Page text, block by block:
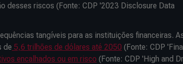
desses riscos (Fonte: CDP '2023 Disclosure Data
tangíveis para as instituições financeiras.
de 5,6 trilhões de dólares até 2050 (Fonte: CDP
encalhados ou em risco (Fonte: CDP 'High and